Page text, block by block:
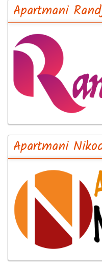
Apartmani
Apartmani